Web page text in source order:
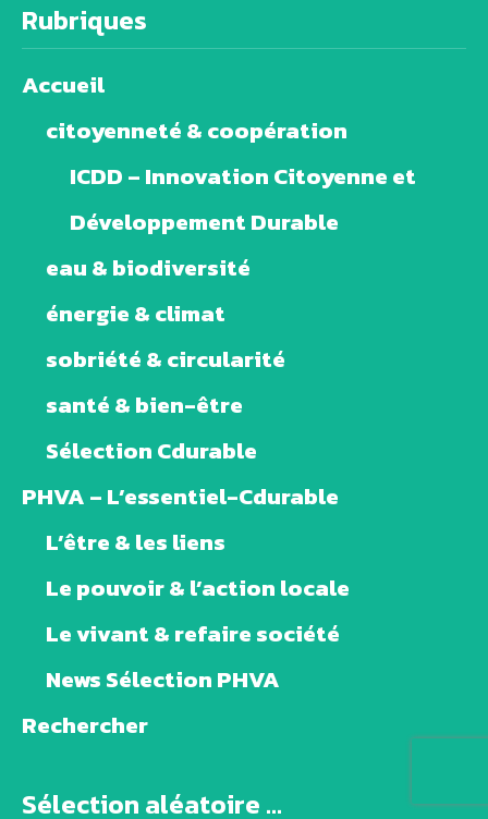
Rubriques
Accueil
citoyenneté & coopération
ICDD – Innovation Citoyenne et
Développement Durable
eau & biodiversité
énergie & climat
sobriété & circularité
santé & bien-être
Sélection Cdurable
PHVA – L’essentiel-Cdurable
L’être & les liens
Le pouvoir & l’action locale
Le vivant & refaire société
News Sélection PHVA
Rechercher
Sélection aléatoire ...